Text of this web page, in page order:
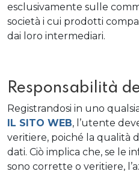
esclusivamente sulle
società i cui prodotti
dai loro intermediari.
Responsabilità
Registrandosi in uno
IL SITO WEB, l’utente
veritiere, poiché la qualità
dati. Ciò implica che, se le
sono corrette o veritiere,